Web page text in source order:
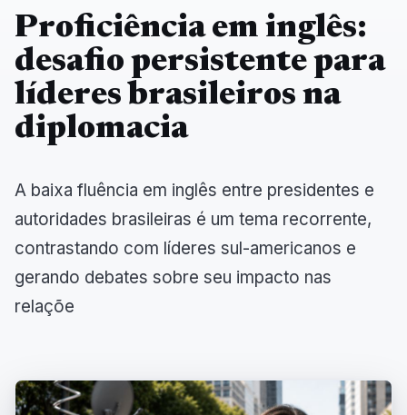
Proficiência em inglês:
desafio persistente para
líderes brasileiros na
diplomacia
A baixa fluência em inglês entre presidentes e
autoridades brasileiras é um tema recorrente,
contrastando com líderes sul-americanos e
gerando debates sobre seu impacto nas
relaçõe